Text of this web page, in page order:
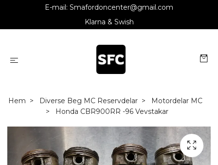
E-mail: Smafordoncenter@gmail.com
Klarna & Swish
Hem Diverse Beg MC Reservdelar
Motordelar MC
Honda CBR900RR -96 Vevstakar